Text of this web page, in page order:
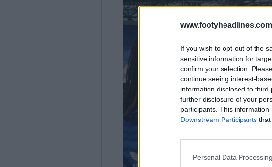
If you wish to opt-out of the
sensitive information for
confirm your selection.
continue seeing interest-
information disclosed to
further disclosure of your
participants. This
Downstream Participants that
Personal Data